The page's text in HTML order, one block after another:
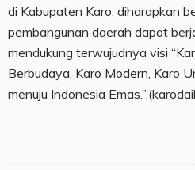
di Kabupaten Karo, diharapkan
pembangunan daerah dapat
mendukung terwujudnya visi
Berbudaya, Karo Modern, Karo
menuju Indonesia